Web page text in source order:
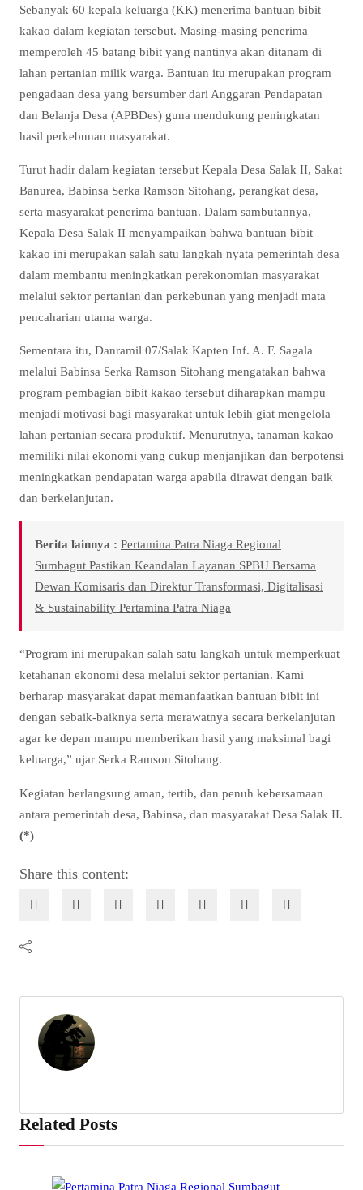
Sebanyak 60 kepala keluarga (KK) menerima bantuan bibit
kakao dalam kegiatan tersebut. Masing-masing penerima
memperoleh 45 batang bibit yang nantinya akan ditanam di
lahan pertanian milik warga. Bantuan itu merupakan program
pengadaan desa yang bersumber dari Anggaran Pendapatan
dan Belanja Desa (APBDes) guna mendukung peningkatan
hasil perkebunan masyarakat.
Turut hadir dalam kegiatan tersebut Kepala Desa Salak II, Sakat
Banurea, Babinsa Serka Ramson Sitohang, perangkat desa,
serta masyarakat penerima bantuan. Dalam sambutannya,
Kepala Desa Salak II menyampaikan bahwa bantuan bibit
kakao ini merupakan salah satu langkah nyata pemerintah desa
dalam membantu meningkatkan perekonomian masyarakat
melalui sektor pertanian dan perkebunan yang menjadi mata
pencaharian utama warga.
Sementara itu, Danramil 07/Salak Kapten Inf. A. F. Sagala
melalui Babinsa Serka Ramson Sitohang mengatakan bahwa
program pembagian bibit kakao tersebut diharapkan mampu
menjadi motivasi bagi masyarakat untuk lebih giat mengelola
lahan pertanian secara produktif. Menurutnya, tanaman kakao
memiliki nilai ekonomi yang cukup menjanjikan dan berpotensi
meningkatkan pendapatan warga apabila dirawat dengan baik
dan berkelanjutan.
Berita lainnya : Pertamina Patra Niaga Regional
Sumbagut Pastikan Keandalan Layanan SPBU Bersama
Dewan Komisaris dan Direktur Transformasi, Digitalisasi
& Sustainability Pertamina Patra Niaga
“Program ini merupakan salah satu langkah untuk memperkuat
ketahanan ekonomi desa melalui sektor pertanian. Kami
berharap masyarakat dapat memanfaatkan bantuan bibit ini
dengan sebaik-baiknya serta merawatnya secara berkelanjutan
agar ke depan mampu memberikan hasil yang maksimal bagi
keluarga,” ujar Serka Ramson Sitohang.
Kegiatan berlangsung aman, tertib, dan penuh kebersamaan
antara pemerintah desa, Babinsa, dan masyarakat Desa Salak II.
(*)
Share this content:
Related Posts